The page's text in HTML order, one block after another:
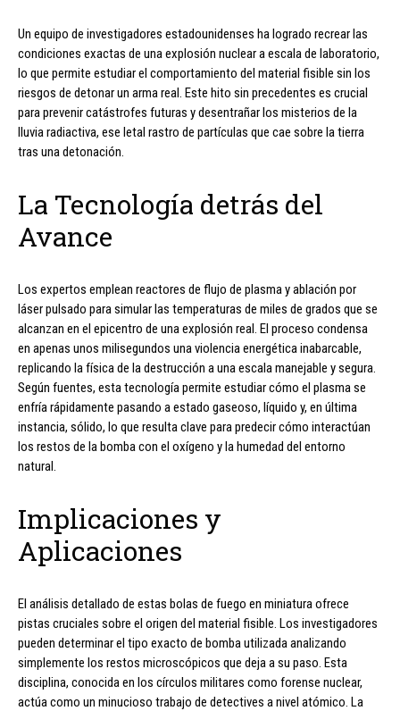
Un equipo de investigadores estadounidenses ha logrado recrear las
condiciones exactas de una explosión nuclear a escala de laboratorio,
lo que permite estudiar el comportamiento del material fisible sin los
riesgos de detonar un arma real. Este hito sin precedentes es crucial
para prevenir catástrofes futuras y desentrañar los misterios de la
lluvia radiactiva, ese letal rastro de partículas que cae sobre la tierra
tras una detonación.
La Tecnología detrás del
Avance
Los expertos emplean reactores de flujo de plasma y ablación por
láser pulsado para simular las temperaturas de miles de grados que se
alcanzan en el epicentro de una explosión real. El proceso condensa
en apenas unos milisegundos una violencia energética inabarcable,
replicando la física de la destrucción a una escala manejable y segura.
Según fuentes, esta tecnología permite estudiar cómo el plasma se
enfría rápidamente pasando a estado gaseoso, líquido y, en última
instancia, sólido, lo que resulta clave para predecir cómo interactúan
los restos de la bomba con el oxígeno y la humedad del entorno
natural.
Implicaciones y
Aplicaciones
El análisis detallado de estas bolas de fuego en miniatura ofrece
pistas cruciales sobre el origen del material fisible. Los investigadores
pueden determinar el tipo exacto de bomba utilizada analizando
simplemente los restos microscópicos que deja a su paso. Esta
disciplina, conocida en los círculos militares como forense nuclear,
actúa como un minucioso trabajo de detectives a nivel atómico. La